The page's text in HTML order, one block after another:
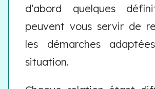
d’abord quelques
peuvent vous servir de
les démarches
situation.